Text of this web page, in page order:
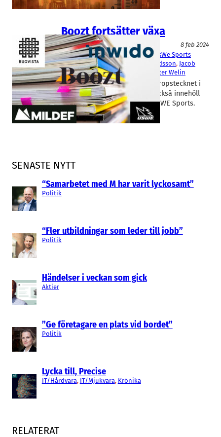
SENASTE NYTT
“Samarbetet med M har varit lyckosamt”
Politik
“Fler utbildningar som leder till jobb”
Politik
Händelser i veckan som gick
Aktier
”Ge företagare en plats vid bordet”
Politik
Lycka till, Precise
IT/Hårdvara, IT/Mjukvara, Krönika
Boozt fortsätter växa
Fakta
8 feb 2024
Boozt, Inwido , MilDef RugVista, UsWe Sports
Daniel Ljunggren, Hermann Haraldsson, Jacob
Westerberg, Michael Lindskog Peter Welin
E-handelsbolaget Boozt var utropstecknet i
torsdagens rapportflod som också innehöll
Mildef, Inwido, Rugvista och USWE Sports.
RELATERAT